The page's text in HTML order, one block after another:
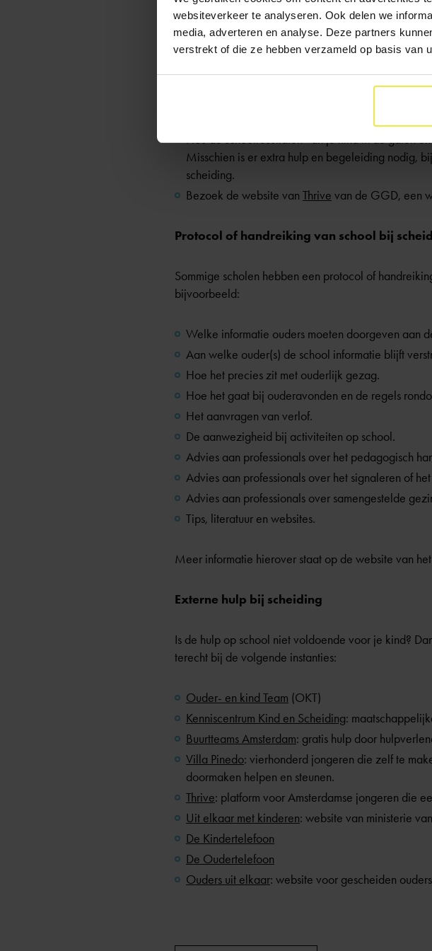
websiteverkeer te analyseren. Ook delen we
media, adverteren en analyse. Deze partners
verstrekt of die ze hebben verzameld op basis van
Heb je kinderen op de middelbare school? Dan
bevorderen tijdens en na een scheiding.
Breng de mentor op de hoogte van de nieuwe
Hou de schoolresultaten van je kind in de gaten
Misschien is er extra hulp en begeleiding nodig,
scheiding.
Bezoek de website van Thrive van de GGD, een
Protocol of handreiking van school bij
Sommige scholen hebben een protocol of
bijvoorbeeld:
Welke informatie ouders moeten doorgeven aan
Aan welke ouder(s) de school informatie blijft
Hoe het precies zit met ouderlijk gezag.
Hoe het gaat bij ouderavonden en de regels
Het aanvragen van verlof.
De aanwezigheid bij activiteiten op school.
Advies aan professionals over het pedagogisch
Advies aan professionals over het signaleren of
Advies aan professionals over samengestelde
Tips, literatuur en websites.
Meer informatie hierover staat op de website van het
Externe hulp bij scheiding
Is de hulp op school niet voldoende voor je kind?
terecht bij de volgende instanties:
Ouder- en kind Team (OKT)
Kenniscentrum Kind en Scheiding:
Buurtteams Amsterdam: gratis hulp door
Villa Pinedo: vierhonderd jongeren die zelf te
doormaken helpen en steunen.
Thrive: platform voor Amsterdamse jongeren die
Uit elkaar met kinderen: website van ministerie
De Kindertelefoon
De Oudertelefoon
Ouders uit elkaar: website voor gescheiden